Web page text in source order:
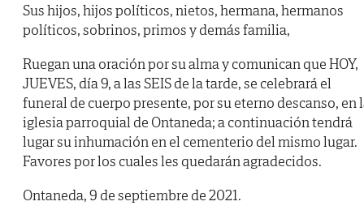
Sus hijos, hijos políticos, nietos, hermana, hermanos
políticos, sobrinos, primos y demás familia,
Ruegan una oración por su alma y comunican que HOY,
JUEVES, día 9, a las SEIS de la tarde, se celebrará el
funeral de cuerpo presente, por su eterno descanso, en
iglesia parroquial de Ontaneda; a continuación tendrá
lugar su inhumación en el cementerio del mismo lugar.
Favores por los cuales les quedarán agradecidos.
Ontaneda, 9 de septiembre de 2021.